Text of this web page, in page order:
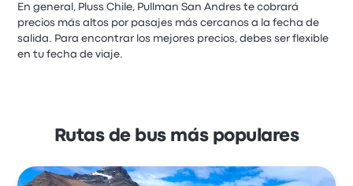
En general, Pluss Chile, Pullman San Andres te cobrará
precios más altos por pasajes más cercanos a la fecha de
salida. Para encontrar los mejores precios, debes ser flexible
en tu fecha de viaje.
Rutas de bus más populares